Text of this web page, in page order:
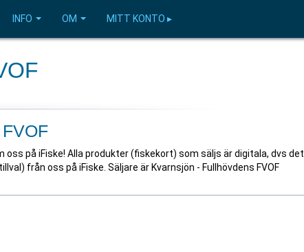
INFO OM MITT KONTO ▸
oss på iFiske! Alla produkter (fiskekort) som säljs är digitala, dvs det
från oss på iFiske. Säljare är Kvarnsjön - Fullhövdens FVOF